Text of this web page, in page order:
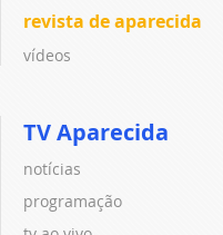
revista de aparecida
vídeos
TV Aparecida
notícias
programação